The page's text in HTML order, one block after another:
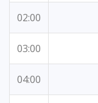
02:00
03:00
04:00